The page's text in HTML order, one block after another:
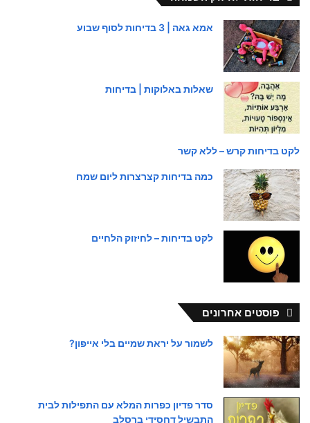
אמא גאה | 3 בדיחות לסוף שבוע
שאלות באלוקות | בדיחות
לקט בדיחות קרש – ללא קשר
כמה בדיחות קצרצרות ליום שמח
לקט בדיחות – לחיזוק הלחיים
פוסטים אחרונים
לשמור על יראת שמיים בלי אייפון?
סדר פדיון כפרות המלא עם התפילות לבית
התבשיל דחסידי ברסלב